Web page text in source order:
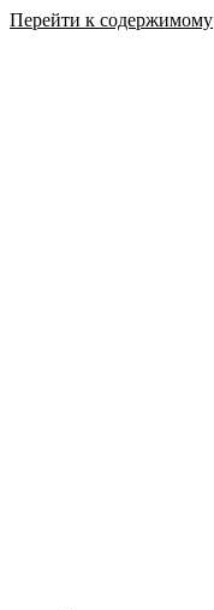
Перейти к содержимому